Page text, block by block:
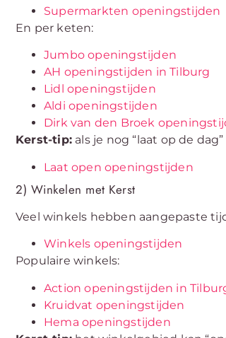
Supermarkten openingstijden
En per keten:
Jumbo openingstijden
AH openingstijden in Tilburg
Lidl openingstijden
Aldi openingstijden
Dirk van den Broek
Kerst-tip: als je nog “laat op de
Laat open openingstijden
2) Winkelen met Kerst
Veel winkels hebben aangepaste
Winkels openingstijden
Populaire winkels:
Action openingstijden in
Kruidvat openingstijden
Hema openingstijden